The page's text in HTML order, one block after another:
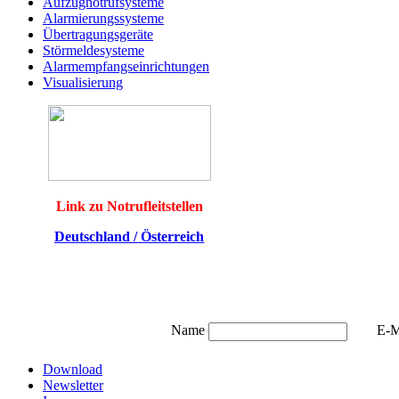
Alarmierungssysteme
Übertragungsgeräte
Störmeldesysteme
Alarmempfangseinrichtungen
Visualisierung
Link zu Notrufleitstellen
Deutschland /Österreich
Name E-
Download
Newsletter